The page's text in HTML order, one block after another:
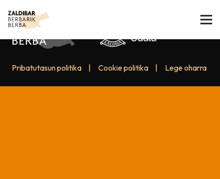
Pribatutasun politika Cookie politika Lege oharra